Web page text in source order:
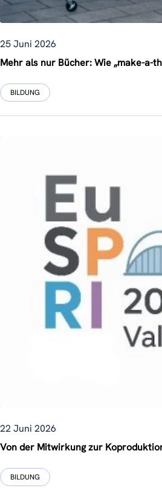
25 Juni 2026
BILDUNG
22 Juni 2026
BILDUNG